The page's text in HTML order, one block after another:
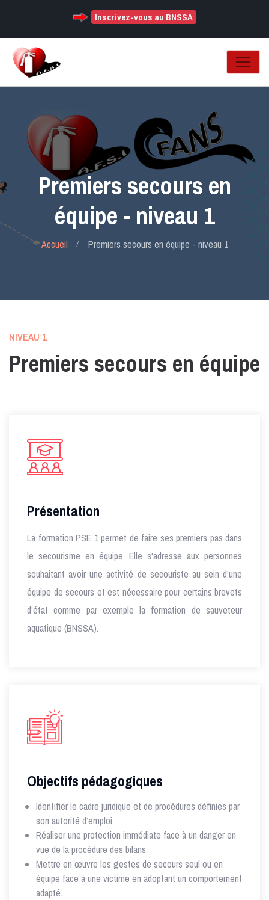
Inscrivez-vous au BNSSA
Premiers secours en
équipe - niveau 1
Accueil Premiers secours en équipe - niveau 1
NIVEAU 1
Premiers secours en équipe
Présentation
La formation PSE 1 permet de faire ses premiers pas dans
le secourisme en équipe. Elle s'adresse aux personnes
souhaitant avoir une activité de secouriste au sein d'une
équipe de secours et est nécessaire pour certains brevets
d'état comme par exemple la formation de sauveteur
aquatique (BNSSA).
Objectifs pédagogiques
Identifier le cadre juridique et de procédures définies par
son autorité d’emploi.
Réaliser une protection immédiate face à un danger en
vue de la procédure des bilans.
Mettre en œuvre les gestes de secours seul ou en
équipe face à une victime en adoptant un comportement
adapté.